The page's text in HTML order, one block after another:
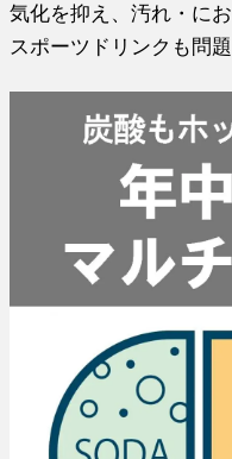
気化を抑え、汚れ・に
スポーツドリンクも問